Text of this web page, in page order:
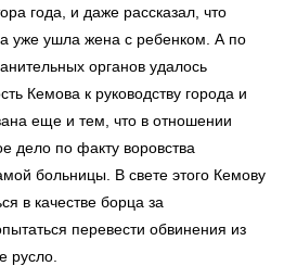
года, и даже рассказал, что
уже ушла жена с ребенком. А по
органов удалось
Кемова к руководству города и
еще и тем, что в отношении
дело по факту воровства
больницы. В свете этого Кемову
в качестве борца за
перевести обвинения из
русло.